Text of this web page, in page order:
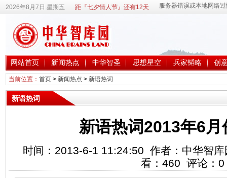
2026年8月7日 星期五 距『七夕情人节』还有12天
网站首页 新闻热点 中华智圣 思想星空 兵家韬略 创
当前位置： 首页> 新闻热点 > 新语热词
新语热词
新语热词2013年6月
时间：2013-6-1 11:24:50 作者：中华智
看： 460 评论： 0